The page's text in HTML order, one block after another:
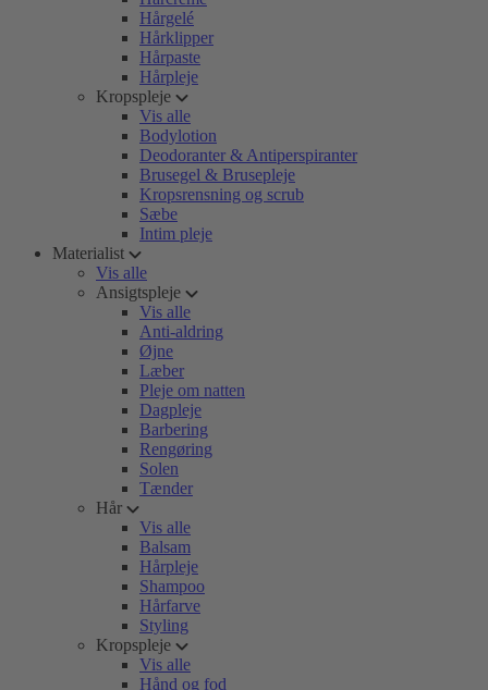
Hårgelé
Hårklipper
Hårpaste
Hårpleje
Kropspleje
Vis alle
Bodylotion
Deodoranter & Antiperspiranter
Brusegel & Brusepleje
Kropsrensning og scrub
Sæbe
Intim pleje
Materialist
Vis alle
Ansigtspleje
Vis alle
Anti-aldring
Øjne
Læber
Pleje om natten
Dagpleje
Barbering
Rengøring
Solen
Tænder
Hår
Vis alle
Balsam
Hårpleje
Shampoo
Hårfarve
Styling
Kropspleje
Vis alle
Hånd og fod